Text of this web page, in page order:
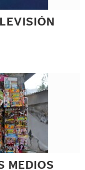
MEDIOS